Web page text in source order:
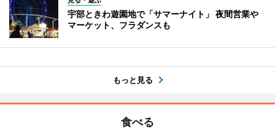
宇部ときわ遊園地で「サマーナイト」 夜間営業や
マーケット、フラダンスも
もっと見る
食べる